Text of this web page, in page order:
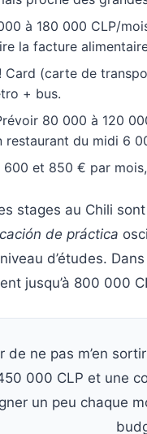
à 180 000 CLP/
la facture
Card (carte de
+ bus.
80 000 à 120
restaurant du midi 6
600 et 850 € par
stages au Chili
de práctica
d’études.
jusqu’à 800 000
de ne pas m’en
000 CLP et une
un peu chaque